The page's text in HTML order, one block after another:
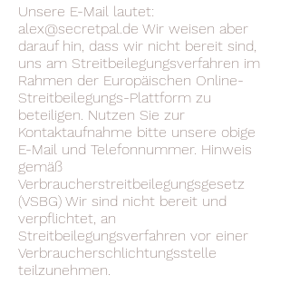
Unsere E-Mail lautet:
alex@secretpal.de Wir weisen aber
darauf hin, dass wir nicht bereit sind,
uns am Streitbeilegungsverfahren im
Rahmen der Europäischen Online-
Streitbeilegungs-Plattform zu
beteiligen. Nutzen Sie zur
Kontaktaufnahme bitte unsere obige
E-Mail und Telefonnummer. Hinweis
gemäß
Verbraucherstreitbeilegungsgesetz
(VSBG) Wir sind nicht bereit und
verpflichtet, an
Streitbeilegungsverfahren vor einer
Verbraucherschlichtungsstelle
teilzunehmen.